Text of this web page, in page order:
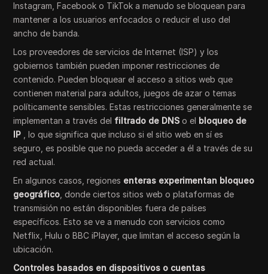
Instagram, Facebook o TikTok a menudo se bloquean para
mantener a los usuarios enfocados o reducir el uso del
ancho de banda.
Los proveedores de servicios de Internet (ISP) y los
gobiernos también pueden imponer restricciones de
contenido. Pueden bloquear el acceso a sitios web que
contienen material para adultos, juegos de azar o temas
políticamente sensibles. Estas restricciones generalmente se
implementan a través del filtrado de DNS o el bloqueo de
IP , lo que significa que incluso si el sitio web en sí es
seguro, es posible que no pueda acceder a él a través de su
red actual.
En algunos casos, regiones enteras experimentan bloqueo
geográfico , donde ciertos sitios web o plataformas de
transmisión no están disponibles fuera de países
específicos. Esto se ve a menudo con servicios como
Netflix, Hulu o BBC iPlayer, que limitan el acceso según la
ubicación.
Controles basados en dispositivos o cuentas